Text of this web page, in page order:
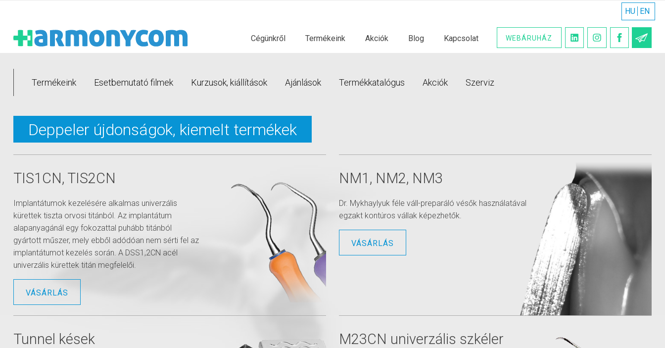
WEBÁRUHÁZ
Cégünkről Termékeink Akciók Blog Kapcsolat
HU EN
Termékeink Esetbemutató filmek Kurzusok, kiállítások Ajánlások Termékkatalógus Akciók Szerviz
Deppeler újdonságok, kiemelt termékek
TIS1CN, TIS2CN
Implantátumok kezelésére alkalmas univerzális
kürettek tiszta orvosi titánból. Az implantátum
alapanyagánál egy fokozattal puhább titánból
gyártott műszer, mely ebből adódóan nem sérti fel az
implantátumot kezelés során. A DSS1,2CN acél
univerzális kürettek titán megfelelői.
VÁSÁRLÁS
NM1, NM2, NM3
Dr. Mykhaylyuk féle váll-preparáló vésők használatával
egzakt kontúros vállak képezhetők.
VÁSÁRLÁS
Tunnel kések M23CN univerzális szkéler